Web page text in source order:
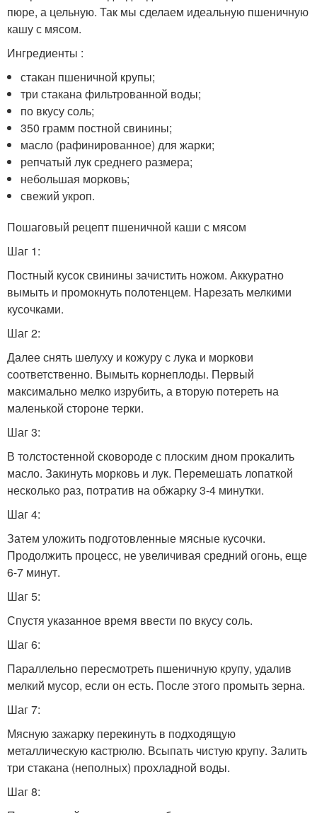
пюре, а цельную. Так мы сделаем идеальную пшеничную
кашу с мясом.
Ингредиенты :
стакан пшеничной крупы;
три стакана фильтрованной воды;
по вкусу соль;
350 грамм постной свинины;
масло (рафинированное) для жарки;
репчатый лук среднего размера;
небольшая морковь;
свежий укроп.
Пошаговый рецепт пшеничной каши с мясом
Шаг 1:
Постный кусок свинины зачистить ножом. Аккуратно
вымыть и промокнуть полотенцем. Нарезать мелкими
кусочками.
Шаг 2:
Далее снять шелуху и кожуру с лука и моркови
соответственно. Вымыть корнеплоды. Первый
максимально мелко изрубить, а вторую потереть на
маленькой стороне терки.
Шаг 3:
В толстостенной сковороде с плоским дном прокалить
масло. Закинуть морковь и лук. Перемешать лопаткой
несколько раз, потратив на обжарку 3-4 минутки.
Шаг 4:
Затем уложить подготовленные мясные кусочки.
Продолжить процесс, не увеличивая средний огонь, еще
6-7 минут.
Шаг 5:
Спустя указанное время ввести по вкусу соль.
Шаг 6:
Параллельно пересмотреть пшеничную крупу, удалив
мелкий мусор, если он есть. После этого промыть зерна.
Шаг 7:
Мясную зажарку перекинуть в подходящую
металлическую кастрюлю. Всыпать чистую крупу. Залить
три стакана (неполных) прохладной воды.
Шаг 8: